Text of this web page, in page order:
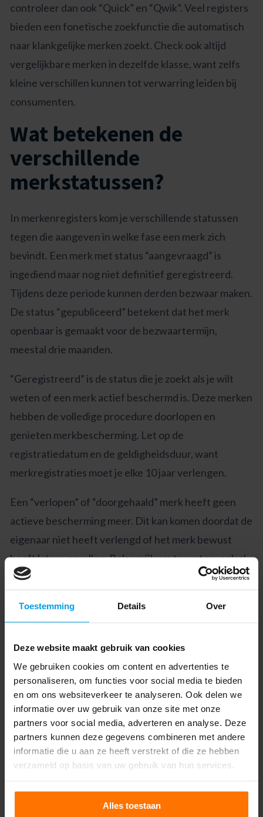
Toestemming Details Over
Deze website maakt gebruik van cookies
We gebruiken cookies om content en advertenties te
personaliseren, om functies voor social media te bieden
en om ons websiteverkeer te analyseren. Ook delen we
informatie over uw gebruik van onze site met onze
partners voor social media, adverteren en analyse. Deze
partners kunnen deze gegevens combineren met andere
informatie die u aan ze heeft verstrekt of die ze hebben
verzameld op basis van uw gebruik van hun services.
Alles toestaan
controleer dan ook “Quick” en “Qwik”. Veel registers
bieden een fonetische zoekfunctie die automatisch
naar klankgelijke merken zoekt. Check ook altijd
vergelijkbare merken in dezelfde klasse, want zelfs
kleine verschillen kunnen tot verwarring leiden bij
consumenten.
Wat betekenen de
verschillende
merkstatussen?
In merkenregisters kom je verschillende statussen
tegen die aangeven in welke fase een merk zich
bevindt. Een merk met status “aangevraagd” is
ingediend maar nog niet definitief geregistreerd.
Tijdens deze periode kunnen derden bezwaar maken.
De status “gepubliceerd” betekent dat het merk
openbaar is gemaakt voor de bezwaartermijn,
meestal drie maanden.
“Geregistreerd” is de status die je zoekt als je wilt
weten of een merk actief beschermd is. Deze merken
hebben de volledige procedure doorlopen en
genieten merkbescherming. Let op de
registratiedatum en de geldigheidsduur, want
merkregistraties moet je elke 10 jaar verlengen.
Een “verlopen” of “doorgehaald” merk heeft geen
actieve bescherming meer. Dit kan komen doordat de
eigenaar niet heeft verlengd of het merk bewust
heeft laten vervallen. Belangrijk om te weten: ook al
is een merk verlopen, de voormalige eigenaar kan nog
markt. Check daarom altijd of het merk nog actief
overweegt.
Kan ik een verlopen
merk opnieuw
registreren?
Een verlopen merk opnieuw registreren is mogelijk,
merkregistratieheeft de oorspronkelijke